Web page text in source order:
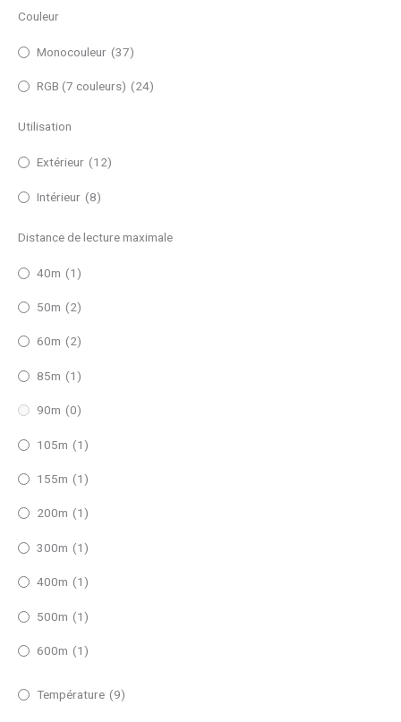
Couleur
Monocouleur (37)
RGB (7 couleurs) (24)
Utilisation
Extérieur (12)
Intérieur (8)
Distance de lecture maximale
40m (1)
50m (2)
60m (2)
85m (1)
90m (0)
105m (1)
155m (1)
200m (1)
300m (1)
400m (1)
500m (1)
600m (1)
Température (9)